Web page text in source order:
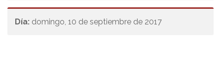
Día: domingo, 10 de septiembre de 2017